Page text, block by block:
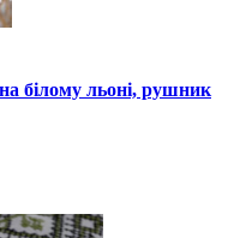
білому льоні, рушник